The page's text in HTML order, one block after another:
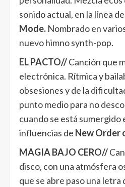
sonido actual, en la línea de
Mode. Nombrado en
nuevo himno synth-pop.
EL PACTO//Canción que
electrónica. Rítmica y
obsesiones y de la
punto medio para no
cuando se está sumergido
influencias de New Order
MAGIA BAJO CERO//
disco, con una atmósfera
que se abre paso una letra